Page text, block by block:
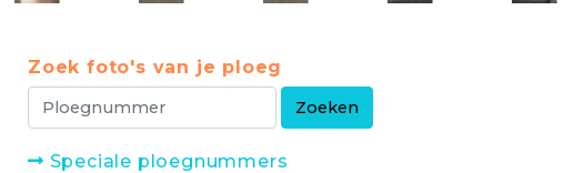
Zoek foto's van je ploeg
Speciale ploegnummers